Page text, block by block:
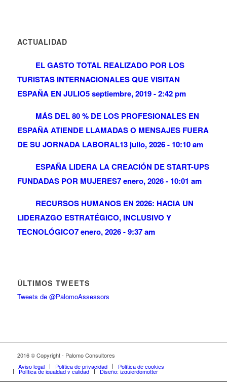
ACTUALIDAD
EL GASTO TOTAL REALIZADO POR LOS
TURISTAS INTERNACIONALES QUE VISITAN
ESPAÑA EN JULIO5 septiembre, 2019 - 2:42 pm
MÁS DEL 80 % DE LOS PROFESIONALES EN
ESPAÑA ATIENDE LLAMADAS O MENSAJES FUERA
DE SU JORNADA LABORAL13 julio, 2026 - 10:10 am
ESPAÑA LIDERA LA CREACIÓN DE START-UPS
FUNDADAS POR MUJERES7 enero, 2026 - 10:01 am
RECURSOS HUMANOS EN 2026: HACIA UN
LIDERAZGO ESTRATÉGICO, INCLUSIVO Y
TECNOLÓGICO7 enero, 2026 - 9:37 am
ÚLTIMOS TWEETS
Tweets de @PalomoAssessors
2016 © Copyright - Palomo Consultores
Aviso legal
Política de privacidad Política de cookies
Política de igualdad y calidad Diseño: izquierdomotter